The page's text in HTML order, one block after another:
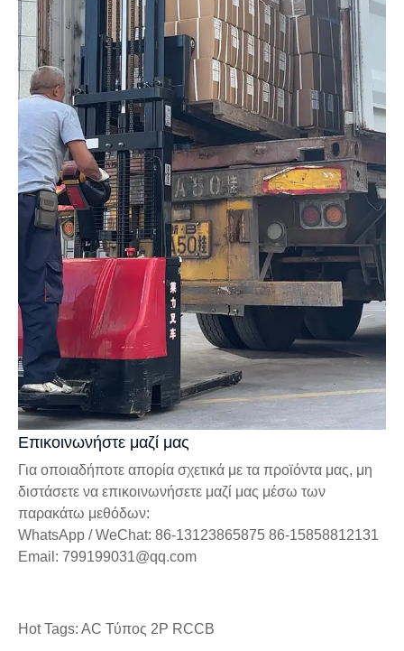
Επικοινωνήστε μαζί μας
Για οποιαδήποτε απορία σχετικά με τα προϊόντα μας, μη
διστάσετε να επικοινωνήσετε μαζί μας μέσω των
παρακάτω μεθόδων:
WhatsApp / WeChat: 86-13123865875 86-15858812131
Email: 799199031@qq.com
Hot Tags: AC Τύπος 2P RCCB